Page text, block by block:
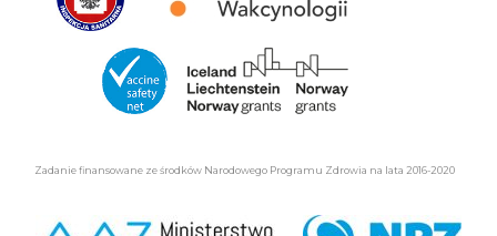
Zadanie finansowane ze środków Narodowego Programu Zdrowia na lata 2016-2020